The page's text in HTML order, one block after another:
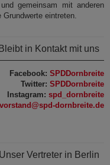
gemeinsam mit anderen
eintreten.
Bleibt in Kontakt mit uns
Facebook: SPDDornbreite
Twitter: SPDDornbreite
​Instagram: spd_dornbreite
vorstand@spd-dornbreite.de
Unser Vertreter in Berlin